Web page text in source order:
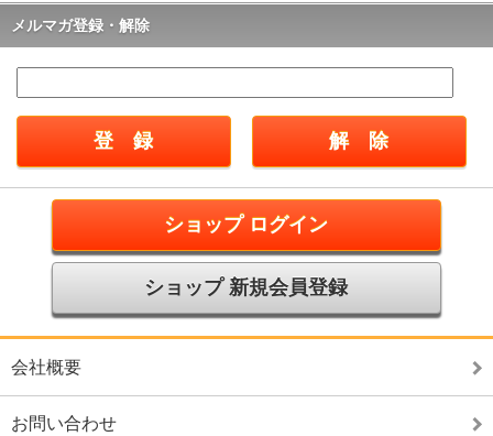
メルマガ登録・解除
ショップ ログイン
ショップ 新規会員登録
会社概要
お問い合わせ